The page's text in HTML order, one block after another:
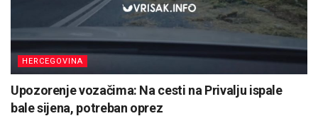
HERCEGOVINA
Upozorenje vozačima: Na cesti na Privalju ispale
bale sijena, potreban oprez